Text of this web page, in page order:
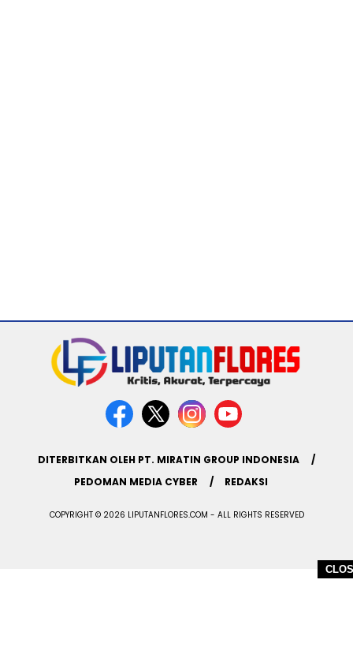
DITERBITKAN OLEH PT. MIRATIN GROUP INDONESIA
PEDOMAN MEDIA CYBER
REDAKSI
COPYRIGHT © 2026 LIPUTANFLORES.COM - ALL RIGHTS RESERVED